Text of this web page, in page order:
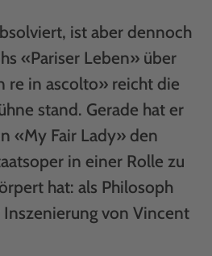
ist aber dennoch
«Pariser Leben» über
re in ascolto» reicht die
stand. Gerade hat er
«My Fair Lady» den
in einer Rolle zu
hat: als Philosoph
von Vincent